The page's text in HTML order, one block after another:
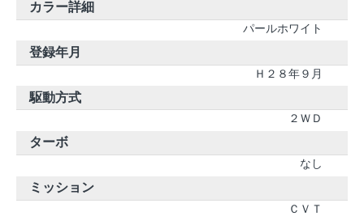
カラー詳細
パールホワイト
登録年月
Ｈ２８年９月
駆動方式
２ＷＤ
ターボ
なし
ミッション
ＣＶＴ